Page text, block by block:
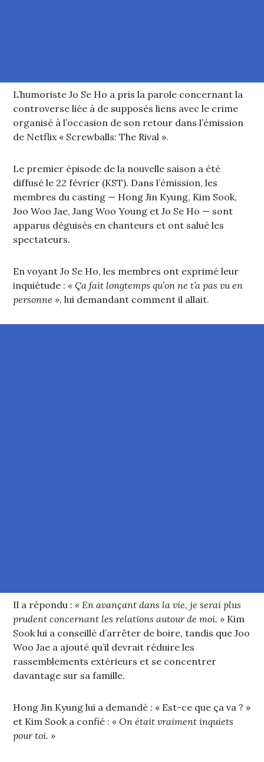
L’humoriste Jo Se Ho a pris la parole concernant la
controverse liée à de supposés liens avec le crime
organisé à l’occasion de son retour dans l’émission
de Netflix « Screwballs: The Rival ».
Le premier épisode de la nouvelle saison a été
diffusé le 22 février (KST). Dans l’émission, les
membres du casting — Hong Jin Kyung, Kim Sook,
Joo Woo Jae, Jang Woo Young et Jo Se Ho — sont
apparus déguisés en chanteurs et ont salué les
spectateurs.
En voyant Jo Se Ho, les membres ont exprimé leur
inquiétude :« Ça fait longtemps qu’on ne t’a pas vu en
personne », lui demandant comment il allait.
Il a répondu :« En avançant dans la vie, je serai plus
prudent concernant les relations autour de moi. » Kim
Sook lui a conseillé d’arrêter de boire, tandis que Joo
Woo Jae a ajouté qu’il devrait réduire les
rassemblements extérieurs et se concentrer
davantage sur sa famille.
Hong Jin Kyung lui a demandé : « Est-ce que ça va ? »
et Kim Sook a confié :« On était vraiment inquiets
pour toi. »